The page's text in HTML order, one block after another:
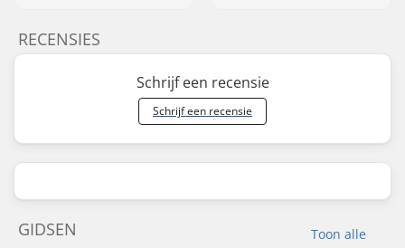
RECENSIES
Schrijf een recensie
Schrijf een recensie
Toon alle
GIDSEN